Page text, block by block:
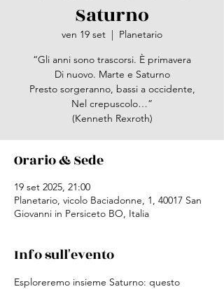
Saturno
ven 19 set
  |
Planetario
“Gli anni sono trascorsi. È primavera
Di nuovo. Marte e Saturno
Presto sorgeranno, bassi a occidente,
Nel crepuscolo…”
(Kenneth Rexroth)
Orario & Sede
19 set 2025, 21:00
Planetario, vicolo Baciadonne, 1, 40017 San
Giovanni in Persiceto BO, Italia
Info sull'evento
Esploreremo insieme Saturno: questo